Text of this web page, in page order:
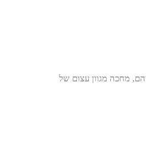
מחכה מגוון עצום של